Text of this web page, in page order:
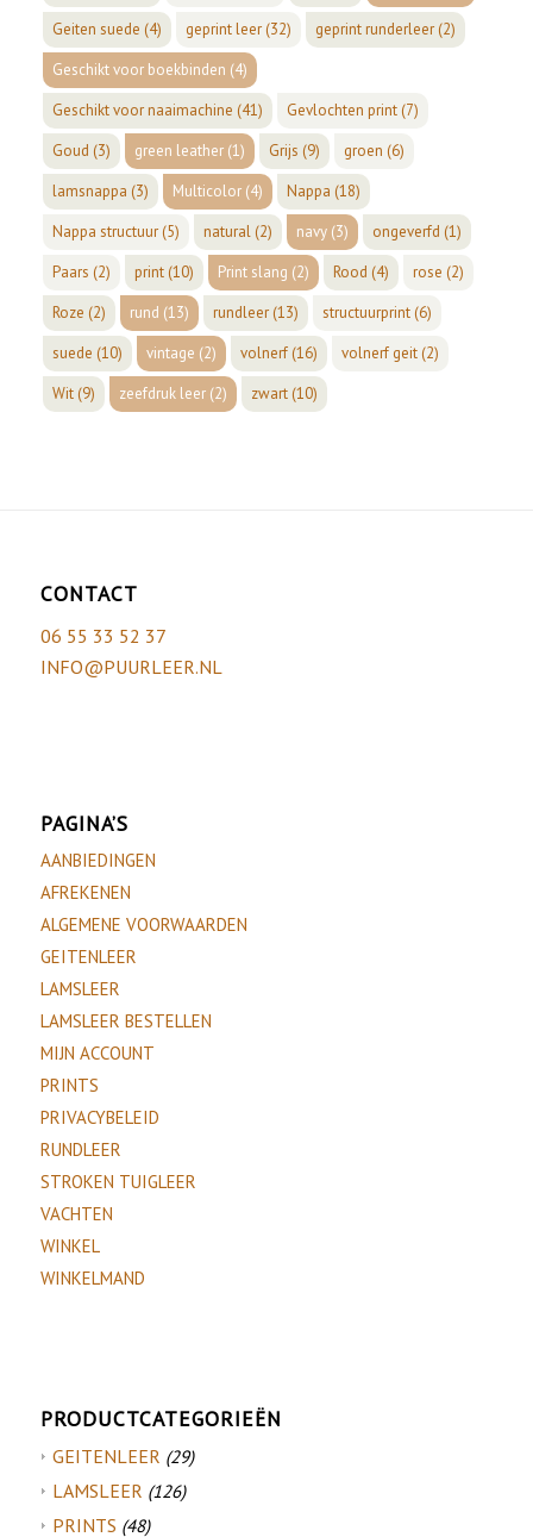
Geiten suede (4) geprint leer(32) geprint runderleer(2)
Geschikt voor boekbinden (4)
Geschikt voor naaimachine (41) Gevlochten print(7)
Goud (3) green leather(1) Grijs (9) groen (6)
lamsnappa (3) Multicolor(4) Nappa (18)
Nappa structuur(5) natural(2) navy(3) ongeverfd (1)
Paars (2) print(10) Print slang (2) Rood (4) rose (2)
Roze (2) rund (13) rundleer(13) structuurprint(6)
suede (10) vintage (2) volnerf(16) volnerf geit(2)
Wit(9) zeefdruk leer(2) zwart(10)
CONTACT
06 55 33 52 37
INFO@PUURLEER.NL
PAGINA’S
AANBIEDINGEN
AFREKENEN
ALGEMENE VOORWAARDEN
GEITENLEER
LAMSLEER
LAMSLEER BESTELLEN
MIJN ACCOUNT
PRINTS
PRIVACYBELEID
RUNDLEER
STROKEN TUIGLEER
VACHTEN
WINKEL
WINKELMAND
PRODUCTCATEGORIEËN
GEITENLEER (29)
LAMSLEER (126)
PRINTS (48)